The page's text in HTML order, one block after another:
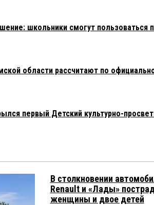
школьники смогут пользоваться
области рассчитают по
первый Детский культурно-
В столкновении
Renault и «Лады»
женщины и двое детей